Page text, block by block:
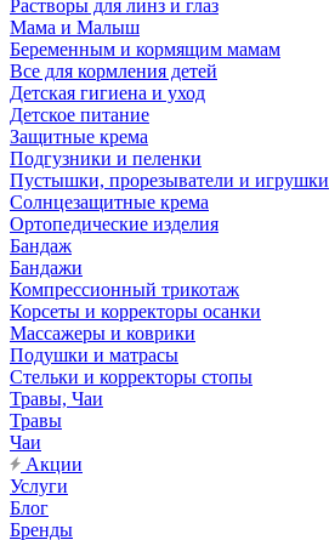
Растворы для линз и глаз
Мама и Малыш
Беременным и кормящим мамам
Все для кормления детей
Детская гигиена и уход
Детское питание
Защитные крема
Подгузники и пеленки
Пустышки, прорезыватели и игрушки
Солнцезащитные крема
Ортопедические изделия
Бандаж
Бандажи
Компрессионный трикотаж
Корсеты и корректоры осанки
Массажеры и коврики
Подушки и матрасы
Стельки и корректоры стопы
Травы, Чаи
Травы
Чаи
Акции
Услуги
Блог
Бренды